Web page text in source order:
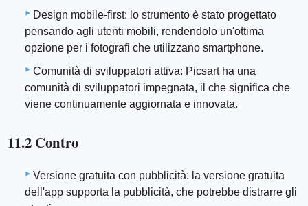
Design mobile-first: lo strumento è stato progettato
pensando agli utenti mobili, rendendolo un'ottima
opzione per i fotografi che utilizzano smartphone.
Comunità di sviluppatori attiva: Picsart ha una
comunità di sviluppatori impegnata, il che significa che
viene continuamente aggiornata e innovata.
11.2 Contro
Versione gratuita con pubblicità: la versione gratuita
dell'app supporta la pubblicità, che potrebbe distrarre gli